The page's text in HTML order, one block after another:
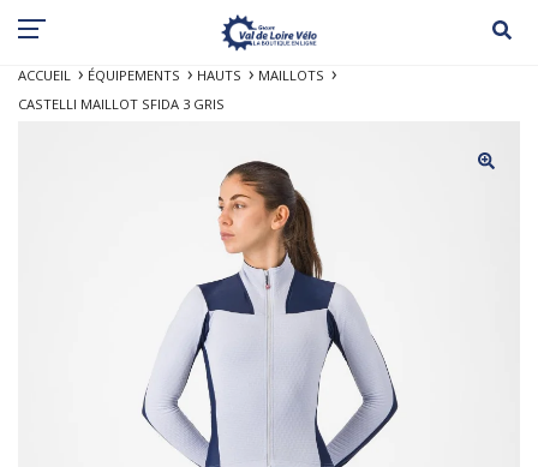
ACCUEIL ÉQUIPEMENTS HAUTS
MAILLOTS
CASTELLI MAILLOT SFIDA 3 GRIS